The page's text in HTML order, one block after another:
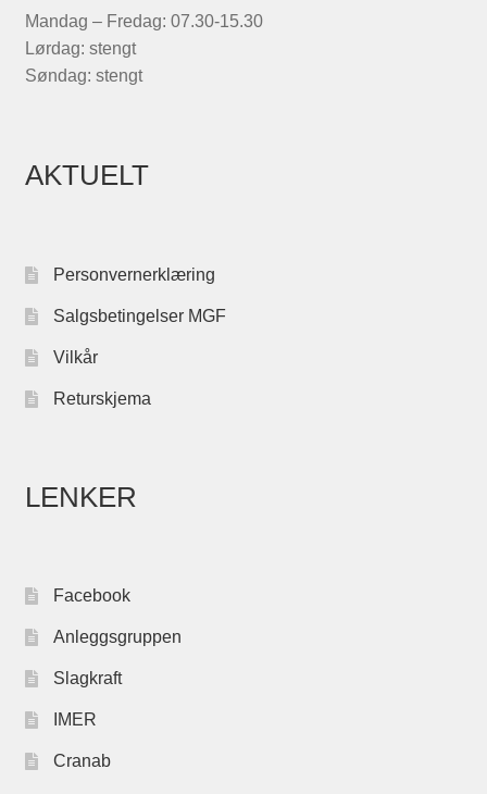
Mandag – Fredag: 07.30-15.30
Lørdag: stengt
Søndag: stengt
AKTUELT
Personvernerklæring
Salgsbetingelser MGF
Vilkår
Returskjema
LENKER
Facebook
Anleggsgruppen
Slagkraft
IMER
Cranab